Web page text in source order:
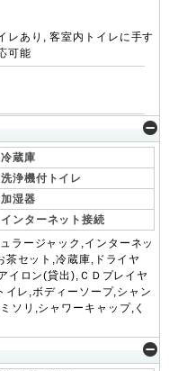
レあり, 客室内トイレに手す
可能
冷蔵庫
洗浄機付トイレ
加湿器
インターネット接続
ラージャック,インターネッ
茶セット,冷蔵庫,ドライヤ
イロン(貸出),ＣＤプレイヤ
レ,ボディーソープ,シャン
ソリ,シャワーキャップ,く